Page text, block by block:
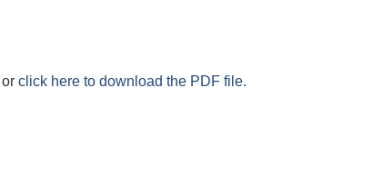
or click here to download the PDF file.